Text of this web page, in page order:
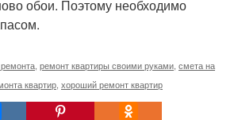
обои. Поэтому необходимо
ремонт квартиры своими руками смета на
квартир хороший ремонт квартир